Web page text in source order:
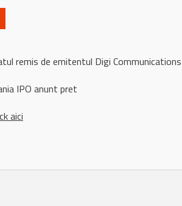
remis de emitentul Digi
IPO anunt pret
aici